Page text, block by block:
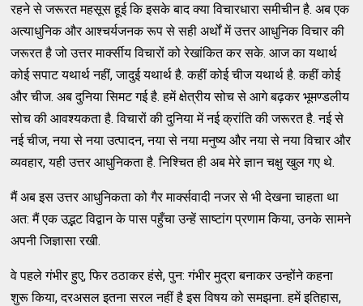
रहने से जरूरत महसूस हूई कि इसके बाद क्या विचारधारा समीचीन है. अब एक
अत्याधुनिक और आश्चर्यजनक रूप से सही अर्थों में उत्तर आधुनिक विचार की
जरूरत है जो उत्तर मार्क्सीय विचारों को रेखांकित कर सके. आज का यथार्थ
कोई सपाट यथार्थ नहीं, जादुई यथार्थ है. कहीं कोई चीज यथार्थ है. कहीं कोई
और चीज. अब दुनिया सिमट गई है. हमें क्षेत्रीय सोच से आगे बढ़कर भूमण्डलीय
सोच की आवश्यकता है. विचारों की दुनिया में नई क्रांति की जरूरत है. नई से
नई चीज, नया से नया उत्पादन, नया से नया मनुष्य और नया से नया विचार और
व्यवहार, यही उत्तर आधुनिकता है. निश्चित ही अब मेरे ज्ञान चक्षु खुल गए थे.
मैं अब इस उत्तर आधुनिकता को गैर मार्क्सवादी नजर से भी देखना चाहता था
अत: मैं एक उद्भट विद्वान के पास पहुँचा उन्हें साष्टांग प्रणाम किया, उनके सामने
अपनी जिज्ञासा रखी.
वे पहले गंभीर हुए, फिर ठठाकर हंसे, पुन: गंभीर मुद्रा बनाकर उन्होंने कहना
शुरू किया, दरअसल इतना सरल नहीं है इस विषय को समझना. हमें इतिहास,